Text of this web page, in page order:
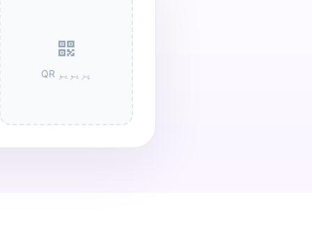
QR پریویو